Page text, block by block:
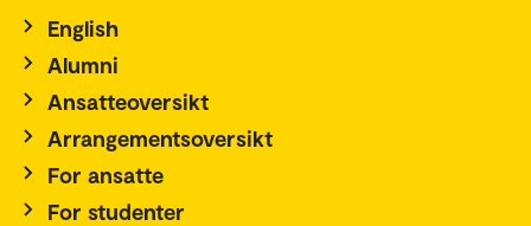
English
Alumni
Ansatteoversikt
Arrangementsoversikt
For ansatte
For studenter